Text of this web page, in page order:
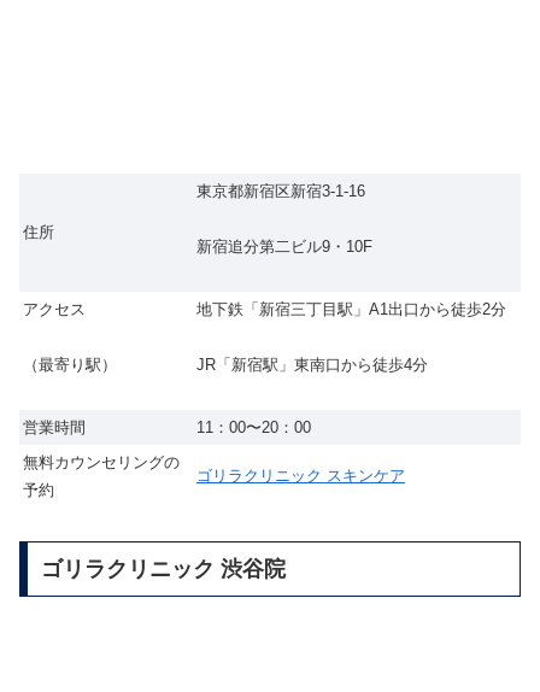
住所
東京都新宿区新宿3-1-16
新宿追分第二ビル9・10F
アクセス
（最寄り駅）
地下鉄「新宿三丁目駅」A1出口から徒歩2分
JR「新宿駅」東南口から徒歩4分
営業時間
11：00〜20：00
無料カウンセリングの
予約
ゴリラクリニック スキンケア
ゴリラクリニック 渋谷院